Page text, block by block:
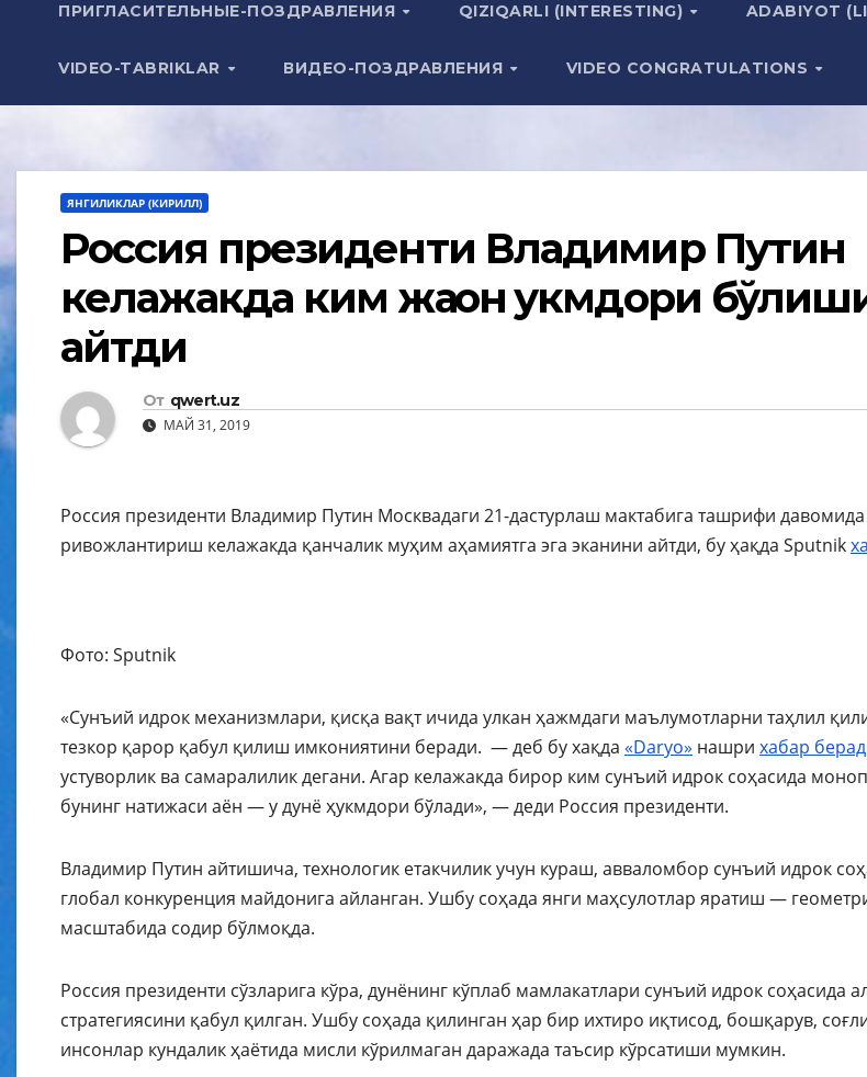
ПРИГЛАСИТЕЛЬНЫЕ-ПОЗДРАВЛЕНИЯ QIZIQARLI (INTERESTING) ADABIYOT
VIDEO-TABRIKLAR ВИДЕО-ПОЗДРАВЛЕНИЯ VIDEO CONGRATULATIONS
ЯНГИЛИКЛАР (КИРИЛЛ)
Россия президенти Владимир Путин
келажакда ким жаҳон ҳукмдори
айтди
От qwert.uz
МАЙ 31, 2019
Россия президенти Владимир Путин Москвадаги 21-дастурлаш мактабига ташрифи
ривожлантириш келажакда қанчалик муҳим аҳамиятга эга эканини айтди, бу ҳақда Sputnik
Фото: Sputnik
«Сунъий идрок механизмлари, қисқа вақт ичида улкан ҳажмдаги маълумотларни таҳлил
тезкор қарор қабул қилиш имкониятини беради. — деб бу хақда «Daryo» нашри хабар
устуворлик ва самаралилик дегани. Агар келажакда бирор ким сунъий идрок соҳасида
бунинг натижаси аён — у дунё ҳукмдори бўлади», — деди Россия президенти.
Владимир Путин айтишича, технологик етакчилик учун кураш, авваломбор сунъий идрок
глобал конкуренция майдонига айланган. Ушбу соҳада янги маҳсулотлар яратиш —
масштабида содир бўлмоқда.
Россия президенти сўзларига кўра, дунёнинг кўплаб мамлакатлари сунъий идрок соҳасида
стратегиясини қабул қилган. Ушбу соҳада қилинган ҳар бир ихтиро иқтисод, бошқарув,
инсонлар кундалик ҳаётида мисли кўрилмаган даражада таъсир кўрсатиши мумкин.